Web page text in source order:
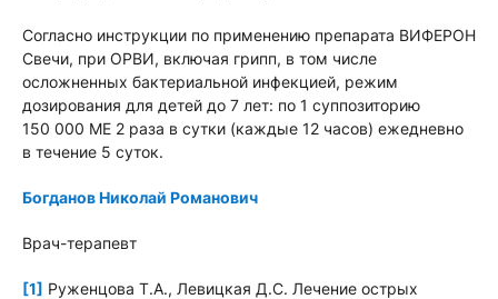
Согласно инструкции по применению препарата ВИФЕРОН
Свечи, при ОРВИ, включая грипп, в том числе
осложненных бактериальной инфекцией, режим
дозирования для детей до 7 лет: по 1 суппозиторию
150 000 МЕ 2 раза в сутки (каждые 12 часов) ежедневно
в течение 5 суток.
Богданов Николай Романович
Врач-терапевт
[1] Руженцова Т.А., Левицкая Д.С. Лечение острых